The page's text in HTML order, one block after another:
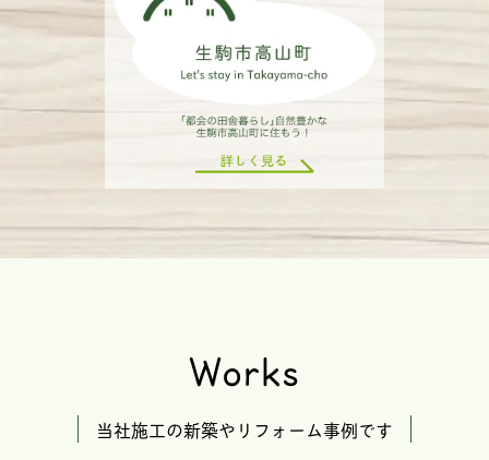
Works
当社施工の新築やリフォーム事例です